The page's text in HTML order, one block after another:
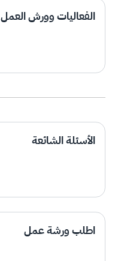
الفعاليات وورش العمل
الأسئلة الشائعة
اطلب ورشة عمل